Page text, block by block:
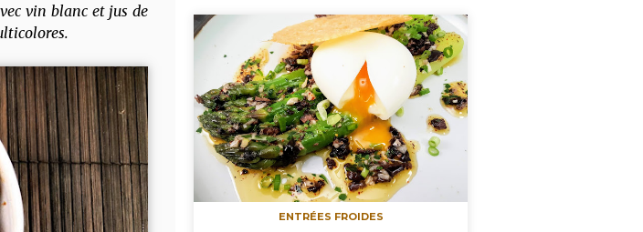
vin blanc et jus de
ENTRÉES FROIDES